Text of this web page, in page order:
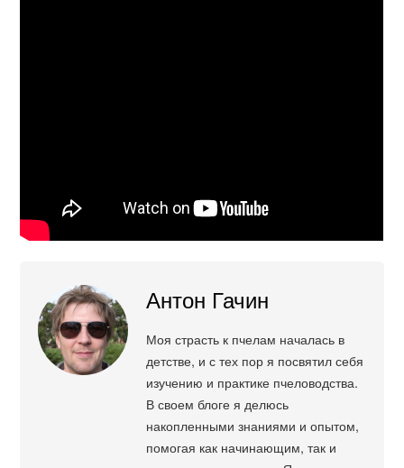
Антон Гачин
Моя страсть к пчелам началась в
детстве, и с тех пор я посвятил себя
изучению и практике пчеловодства.
В своем блоге я делюсь
накопленными знаниями и опытом,
помогая как начинающим, так и